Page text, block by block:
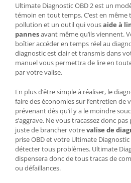
Ultimate Diagnostic OBD 2 est un
témoin en tout temps. C’est en même
pollution et un outil qui vousaide à
pannesavant même qu’ils viennent.
boîtier accéder en temps réel au
diagnostic est clair et transmis dans
manuel vous permettra de lire en
par votre valise.
En plus d’être simple à réaliser, le
faire des économies sur l’entretien de
prévenant dès qu’il y a le moindre
s’aggrave. Ne vous tracassez donc
juste de brancher votrevalise de
prise OBD et votre Ultimate
détecter tous problèmes. Ultimate
dispensera donc de tous tracas de
ou défaillances.